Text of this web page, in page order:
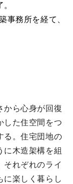
事務所を経て、
から心身が回復
した住空間をつ
る。住宅団地の
に木造架構を組
それぞれのライ
に楽しく暮らし